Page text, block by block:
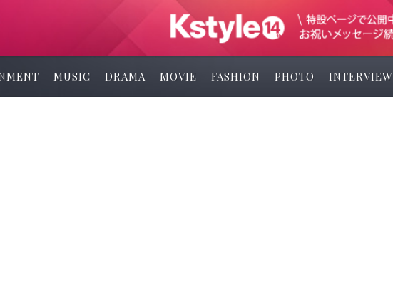
MUSIC DRAMA MOVIE FASHION PHOTO INTERVIEW